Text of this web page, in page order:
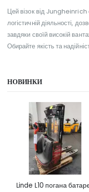
Цей візок від Jungheinrich
логістичній діяльності,
завдяки своїй високій
Обирайте якість та
НОВИНКИ
Linde L10 погана